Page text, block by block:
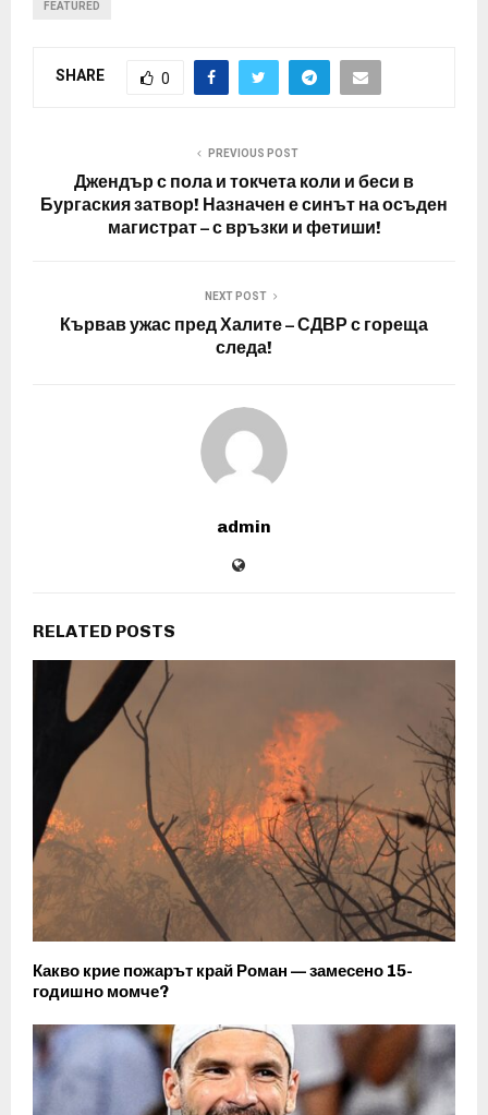
FEATURED
SHARE 0
PREVIOUS POST
Джендър с пола и токчета коли и беси в
Бургаския затвор! Назначен е синът на осъден
магистрат – с връзки и фетиши!
NEXT POST
Кървав ужас пред Халите – СДВР с гореща
следа!
admin
RELATED POSTS
Какво крие пожарът край Роман — замесено 15-
годишно момче?